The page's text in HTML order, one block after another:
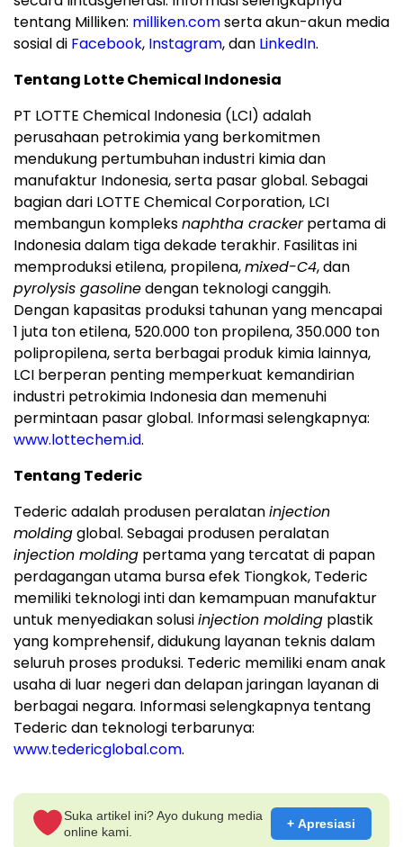
tentang Milliken: milliken.comserta akun-akun media
sosial di Facebook, Instagram, dan LinkedIn.
Tentang Lotte Chemical Indonesia
PT LOTTE Chemical Indonesia (LCI) adalah
perusahaan petrokimia yang berkomitmen
mendukung pertumbuhan industri kimia dan
manufaktur Indonesia, serta pasar global. Sebagai
bagian dari LOTTE Chemical Corporation, LCI
membangun kompleksnaphtha crackerpertama di
Indonesia dalam tiga dekade terakhir. Fasilitas ini
memproduksi etilena, propilena,mixed-C4, dan
pyrolysis gasolinedengan teknologi canggih.
Dengan kapasitas produksi tahunan yang mencapai
1 juta ton etilena, 520.000 ton propilena, 350.000 ton
polipropilena, serta berbagai produk kimia lainnya,
LCI berperan penting memperkuat kemandirian
industri petrokimia Indonesia dan memenuhi
permintaan pasar global. Informasi selengkapnya:
www.lottechem.id.
Tentang Tederic
Tederic adalah produsen peralataninjection
moldingglobal. Sebagai produsen peralatan
injection molding pertama yang tercatat di papan
perdagangan utama bursa efek Tiongkok, Tederic
memiliki teknologi inti dan kemampuan manufaktur
untuk menyediakan solusiinjection molding plastik
yang komprehensif, didukung layanan teknis dalam
seluruh proses produksi. Tederic memiliki enam anak
usaha di luar negeri dan delapan jaringan layanan di
berbagai negara. Informasi selengkapnya tentang
Tederic dan teknologi terbarunya:
www.tedericglobal.com.
Suka artikel ini? Ayo dukung media
online kami.
+ Apresiasi